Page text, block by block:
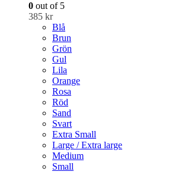
0 out of 5
385 kr
Blå
Brun
Grön
Gul
Lila
Orange
Rosa
Röd
Sand
Svart
Extra Small
Large / Extra large
Medium
Small